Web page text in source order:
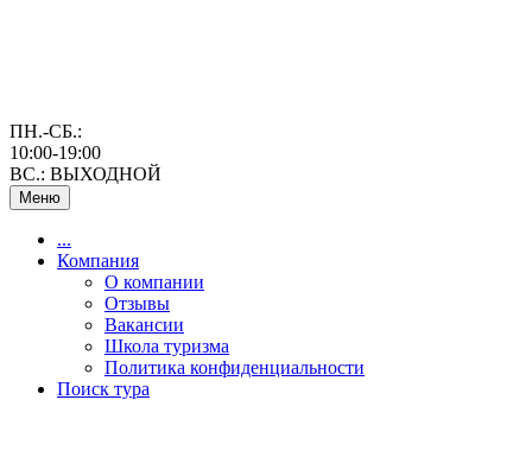
ПН.-СБ.:
10:00-19:00
ВС.: ВЫХОДНОЙ
Меню
...
Компания
О компании
Отзывы
Вакансии
Школа туризма
Политика конфиденциальности
Поиск тура